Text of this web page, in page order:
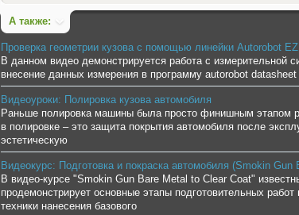
А также:
Проверка геометрии кузова с помощью линейки Autorobot
В данном видео демонстрируется работа с измерительной
внесение данных измерения в программу autorobot
Видеоуроки: Полировка кузова автомобиля
Раньше полировка машины была просто финишным этапом
в полировке – это защита покрытия автомобиля после
эстетическую
Видеокурс: Подготовка и покраска автомобиля (Smokin Gun
В видео-курсе "Smokin Gun Bare Metal to Clear Coat"
продемонстрирует основные этапы подготовительных
техники нанесения базового